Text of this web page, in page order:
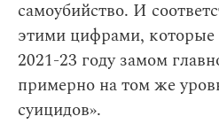
самоубийство. И
этими цифрами,
2021-23 году замом
примерно на том же
суицидов».